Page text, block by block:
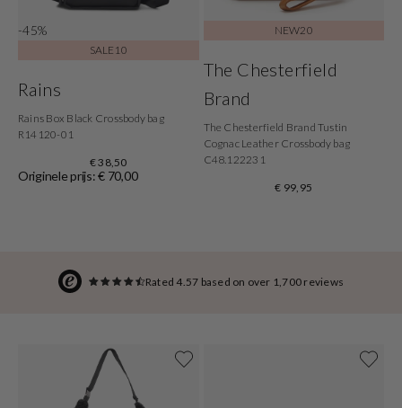
Rated 4.57 based on over 1,700 reviews
-45%
SALE10
Rains
Rains Box Black Crossbody bag
R14120-01
€ 38,50
Originele prijs: € 70,00
NEW20
The Chesterfield
Brand
The Chesterfield Brand Tustin
Cognac Leather Crossbody bag
C48.122231
€ 99,95